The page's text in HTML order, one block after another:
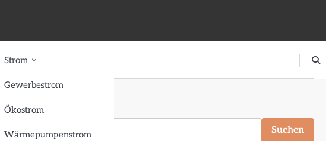
Strom
Gewerbestrom
Ökostrom
Wärmepumpenstrom Suchen